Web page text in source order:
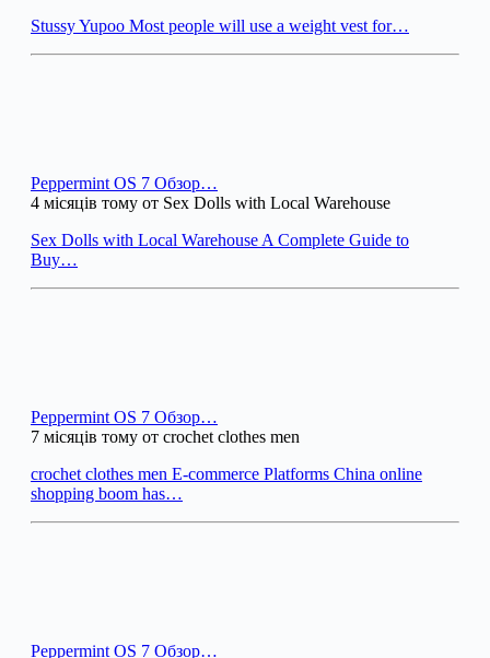
Stussy Yupoo Most people will use a weight vest for…
Peppermint OS 7 Обзор…
4 місяців тому от Sex Dolls with Local Warehouse
Sex Dolls with Local Warehouse A Complete Guide to
Buy…
Peppermint OS 7 Обзор…
7 місяців тому от crochet clothes men
crochet clothes men E-commerce Platforms China online
shopping boom has…
Peppermint OS 7 Обзор…